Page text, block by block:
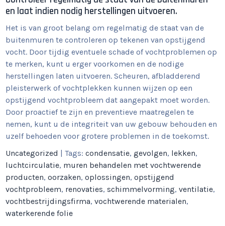
en laat indien nodig herstellingen uitvoeren.
Het is van groot belang om regelmatig de staat van de
buitenmuren te controleren op tekenen van opstijgend
vocht. Door tijdig eventuele schade of vochtproblemen op
te merken, kunt u erger voorkomen en de nodige
herstellingen laten uitvoeren. Scheuren, afbladderend
pleisterwerk of vochtplekken kunnen wijzen op een
opstijgend vochtprobleem dat aangepakt moet worden.
Door proactief te zijn en preventieve maatregelen te
nemen, kunt u de integriteit van uw gebouw behouden en
uzelf behoeden voor grotere problemen in de toekomst.
Uncategorized | Tags:condensatie,gevolgen, lekken,
luchtcirculatie, muren behandelen met vochtwerende
producten,oorzaken,oplossingen,opstijgend
vochtprobleem, renovaties,schimmelvorming,ventilatie,
vochtbestrijdingsfirma,vochtwerende materialen,
waterkerende folie